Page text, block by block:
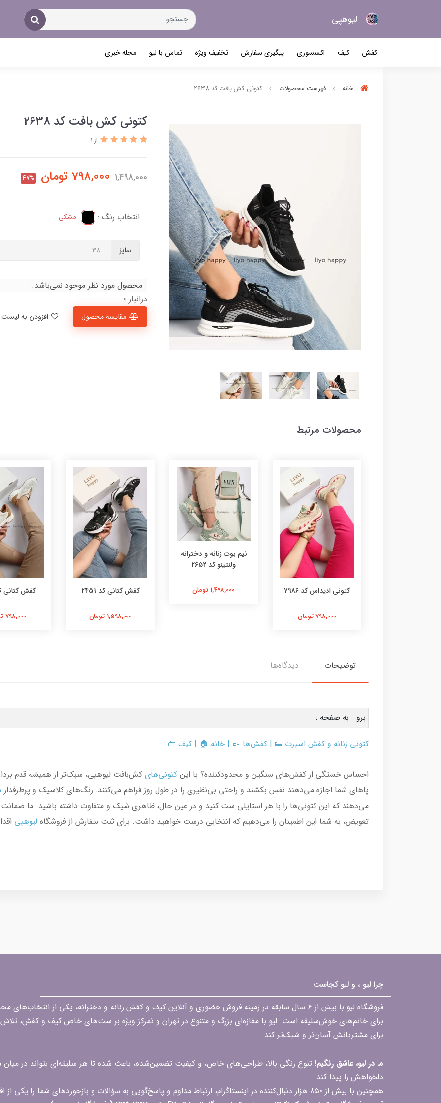
لیو‌هپی
کفش کیف اکسسوری پیگیری سفارش تخفیف ویژه تماس با لیو مجله خبری
خانه فهرست محصولات کتونی کش بافت کد 2638
کتونی کش بافت کد 2638
از 1
1,498,000
798,000 تومان 47%
انتخاب رنگ : مشکی
سایز
محصول مورد نظر موجود نمی‌باشد.
درانبار 0
مقایسه محصول
محصولات مرتبط
کتونی ادیداس کد 7986
798,000 تومان
نیم بوت زنانه و دخترانه
ولنتینو کد 2652
1,498,000 تومان کفش کتانی کد 2459
1,598,000 تومان
کفش کتانی کد
798,000 تومان
توضیحات دیدگاه‌ها
برو به صفحه :
کتونی زنانه و کفش اسپرت 👟 | کفش‌ها 👞 | خانه 🏠 | کیف 👜
احساس خستگی از کفش‌های سنگین و محدودکننده؟ با این کتونی‌های کش‌بافت لیوهپی، سبک‌تر از همیشه قدم
پاهای شما اجازه می‌دهند نفس بکشند و راحتی بی‌نظیری را در طول روز فراهم می‌کنند. رنگ‌های کلاسیک و پرطرفدار
تعویض، به شما این اطمینان را می‌دهیم که انتخابی درست خواهید داشت. برای ثبت سفارش از فروشگاه لیوهپی
چرا لیو ، و لیو کجاست
فروشگاه لیو با بیش از ۶ سال سابقه در زمینه فروش حضوری و آنلاین کیف و کفش زنانه و دخترانه، یکی از
برای خانم‌های خوش‌سلیقه است. لیو با مغازه‌ای بزرگ و متنوع در تهران و تمرکز ویژه بر ست‌های خاص کیف و کفش، تلاش
برای مشتریانش آسان‌تر و شیک‌تر کند.
ما در لیو، عاشق رنگیم! تنوع رنگی بالا، طراحی‌های خاص، و کیفیت تضمین‌شده، باعث شده تا هر سلیقه‌ای بتواند در
دلخواهش را پیدا کند.
همچنین با بیش از ۸۵۰ هزار دنبال‌کننده در اینستاگرام، ارتباط مداوم و پاسخ‌گویی به سؤالات و بازخوردهای شما را یکی از افتخارات‌مان می‌دانیم